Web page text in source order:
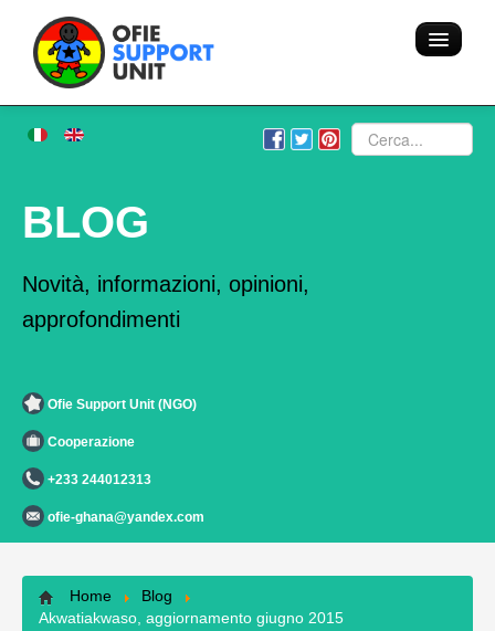
Home
Azione
Contatti
Cerca
BLOG
Novità, informazioni, opinioni,
approfondimenti
Ofie Support Unit (NGO)
Cooperazione
+233 244012313
ofie-ghana@yandex.com
Home
Blog
Akwatiakwaso, aggiornamento giugno 2015